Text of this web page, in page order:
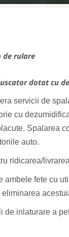
de rulare
dotat cu
servicii de
cu
Spalarea
auto.
ridicarea/
fete cu
inlaturare a